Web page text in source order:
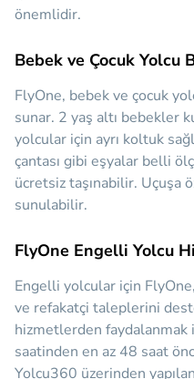
önemlidir.
Bebek ve Çocuk Yolcu
FlyOne, bebek ve çocuk
sunar. 2 yaş altı bebekler
yolcular için ayrı koltuk
çantası gibi eşyalar belli
ücretsiz taşınabilir. Uçuşa
sunulabilir.
FlyOne Engelli Yolcu
Engelli yolcular için
ve refakatçi taleplerini
hizmetlerden faydalanmak
saatinden en az 48 saat
Yolcu360 üzerinden